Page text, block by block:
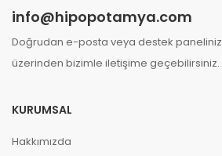
info@hipopotamya.com
Doğrudan e-posta veya destek paneliniz
üzerinden bizimle iletişime geçebilirsiniz.
KURUMSAL
Hakkımızda